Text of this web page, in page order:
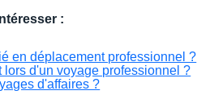
:
en déplacement professionnel ?
d'un voyage professionnel ?
d'affaires ?